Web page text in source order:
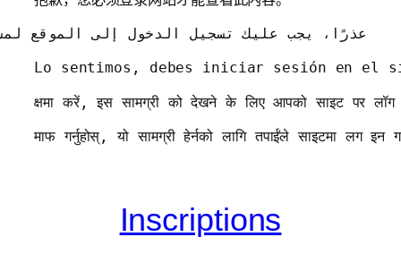
عذرًا، يجب عليك تسجيل الدخول إلى الموقع
माफ गर्नुहोस्, यो सामग्री हेर्नको लागि तपाईंले साइटमा लग इन
Inscriptions